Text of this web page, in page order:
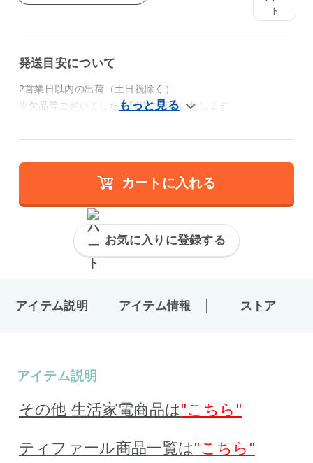
発送目安について
2営業日以内の出荷（土日祝除く）
※欠品等ございましたら別途ご連絡いたします
カートに入れる
お気に入りに登録する
アイテム説明 アイテム情報 ストア
アイテム説明
その他 生活家電商品は"こちら"
ティファール商品一覧は"こちら"